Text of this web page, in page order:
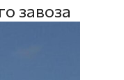
завоза